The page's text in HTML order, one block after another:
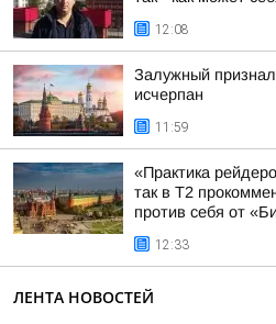
12:08
Залужный
исчерпан
11:59
«Практика
так в Т2
против себя от
12:33
ЛЕНТА НОВОСТЕЙ